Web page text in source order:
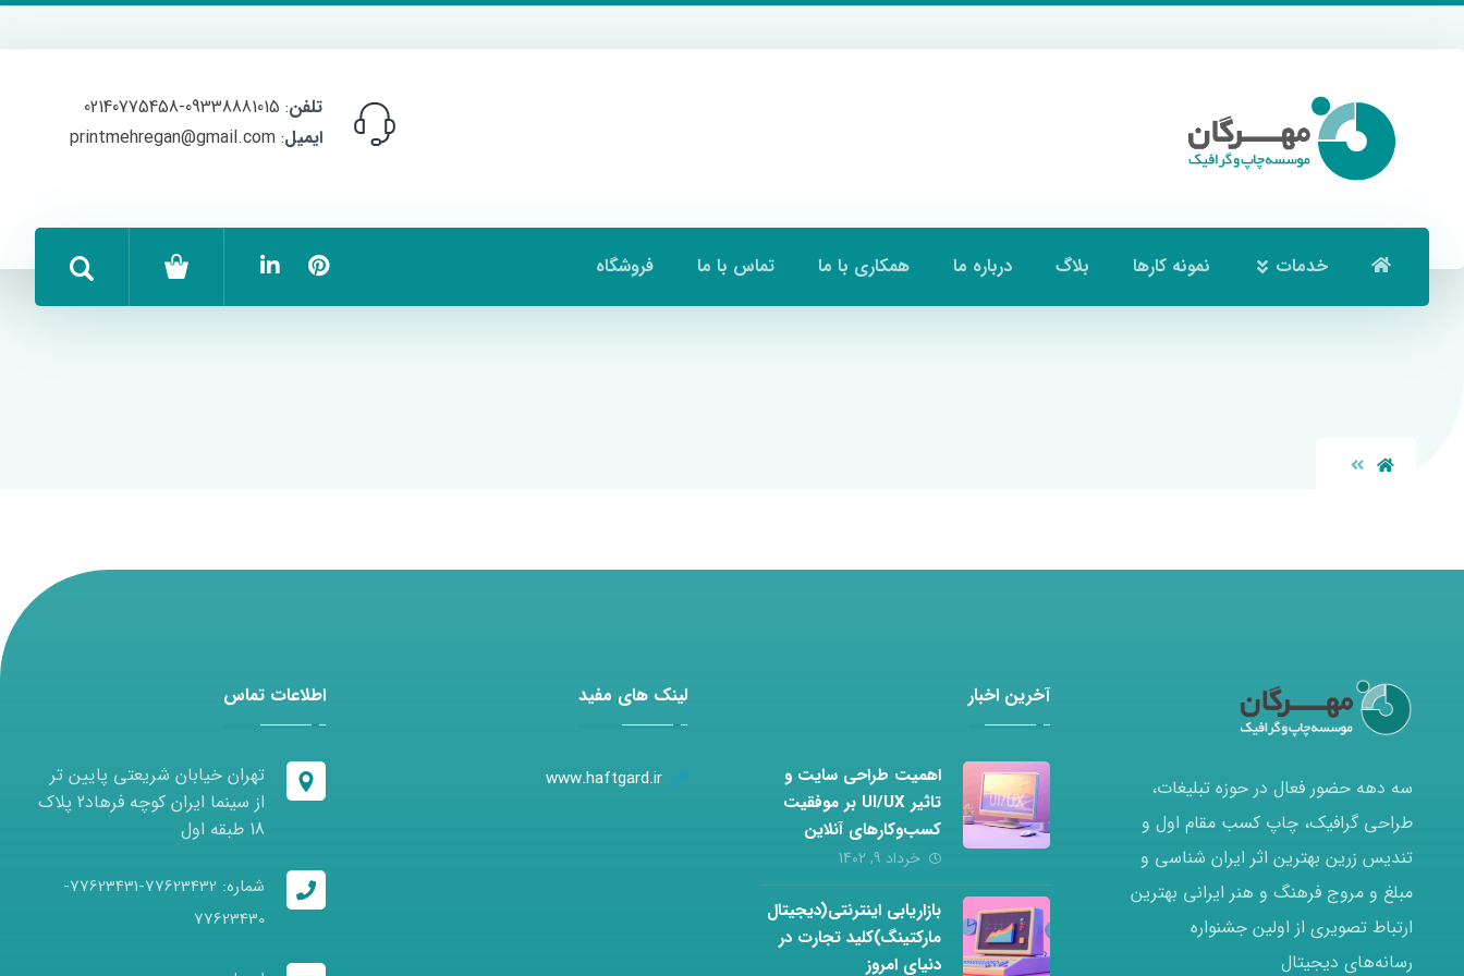
تلفن: 09338881015-02140775458
ایمیل: printmehregan@gmail.com
خدمات نمونه کارها بلاگ درباره ما همکاری با ما تماس با ما فروشگاه
سه دهه حضور فعال در حوزه تبلیغات،
طراحی گرافیک، چاپ کسب مقام اول و
تندیس زرین بهترین اثر ایران شناسی و
مبلغ و مروج فرهنگ و هنر ایرانی بهترین
ارتباط تصویری از اولین جشنواره
رسانه‌های دیجیتال
آخرین اخبار
اهمیت طراحی سایت و
تاثیر UI/UX بر موفقیت
کسب‌وکارهای آنلاین
خرداد 9, 1402
بازاریابی اینترنتی(دیجیتال
مارکتینگ)کلید تجارت در
دنیای امروز
لینک های مفید
www.haftgard.ir
اطلاعات تماس
تهران خیابان شریعتی پایین تر
از سینما ایران کوچه فرهاد2 پلاک
18 طبقه اول
شماره: 77623432-77623431-
77623430